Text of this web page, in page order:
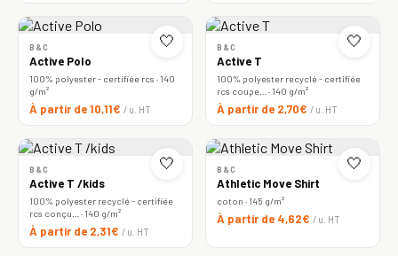
🤍
B&C
Active Polo
100% polyester - certifiée rcs · 140
g/m²
À partir de 10,11€ / u. HT
🤍
B&C
Active T
100% polyester recyclé - certifiée
rcs coupe… · 140 g/m²
À partir de 2,70€ / u. HT
🤍
B&C
Active T /kids
100% polyester recyclé - certifiée
rcs conçu… · 140 g/m²
À partir de 2,31€ / u. HT
🤍
B&C
Athletic Move Shirt
coton · 145 g/m²
À partir de 4,62€ / u. HT